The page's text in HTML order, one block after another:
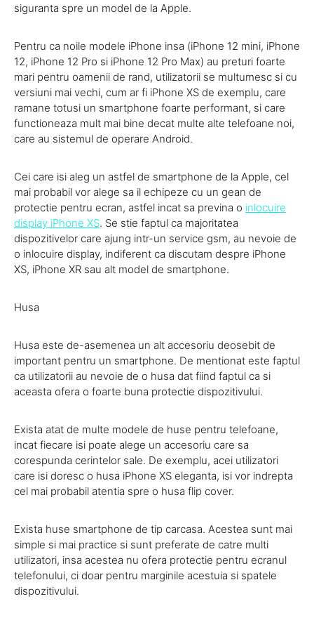
siguranta spre un model de la Apple.
Pentru ca noile modele iPhone insa (iPhone 12 mini, iPhone
12, iPhone 12 Pro si iPhone 12 Pro Max) au preturi foarte
mari pentru oamenii de rand, utilizatorii se multumesc si cu
versiuni mai vechi, cum ar fi iPhone XS de exemplu, care
ramane totusi un smartphone foarte performant, si care
functioneaza mult mai bine decat multe alte telefoane noi,
care au sistemul de operare Android.
Cei care isi aleg un astfel de smartphone de la Apple, cel
mai probabil vor alege sa il echipeze cu un gean de
protectie pentru ecran, astfel incat sa previna o inlocuire
display iPhone XS. Se stie faptul ca majoritatea
dispozitivelor care ajung intr-un service gsm, au nevoie de
o inlocuire display, indiferent ca discutam despre iPhone
XS, iPhone XR sau alt model de smartphone.
Husa
Husa este de-asemenea un alt accesoriu deosebit de
important pentru un smartphone. De mentionat este faptul
ca utilizatorii au nevoie de o husa dat fiind faptul ca si
aceasta ofera o foarte buna protectie dispozitivului.
Exista atat de multe modele de huse pentru telefoane,
incat fiecare isi poate alege un accesoriu care sa
corespunda cerintelor sale. De exemplu, acei utilizatori
care isi doresc o husa iPhone XS eleganta, isi vor indrepta
cel mai probabil atentia spre o husa flip cover.
Exista huse smartphone de tip carcasa. Acestea sunt mai
simple si mai practice si sunt preferate de catre multi
utilizatori, insa acestea nu ofera protectie pentru ecranul
telefonului, ci doar pentru marginile acestuia si spatele
dispozitivului.